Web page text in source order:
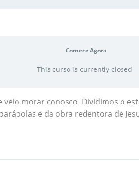
Comece Agora
This curso is currently closed
veio morar conosco. Dividimos o
e da obra redentora de